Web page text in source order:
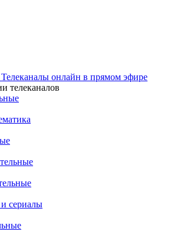
онлайн в прямом эфире
телеканалов
сериалы